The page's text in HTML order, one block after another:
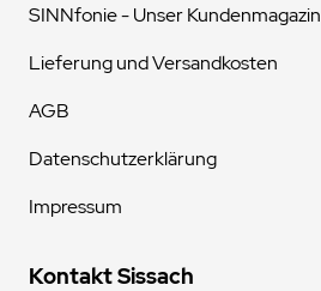
SINNfonie - Unser Kundenmagazin
Lieferung und Versandkosten
AGB
Datenschutzerklärung
Impressum
Kontakt Sissach